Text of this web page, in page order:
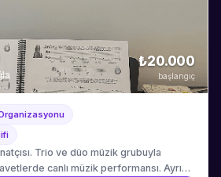
₺20.000
başlangıç
Trio ve düo müzik grubuyla
canlı müzik performansı. Ayrıca